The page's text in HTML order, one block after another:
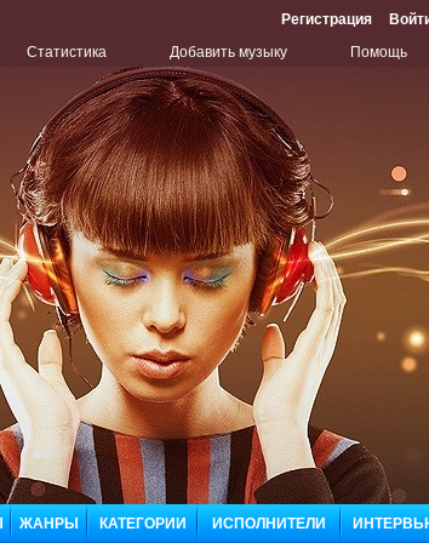
Регистрация
Статистика Добавить музыку Помощь
ЖАНРЫ КАТЕГОРИИ ИСПОЛНИТЕЛИ